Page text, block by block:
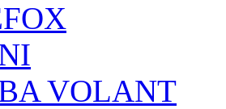
VOLANT